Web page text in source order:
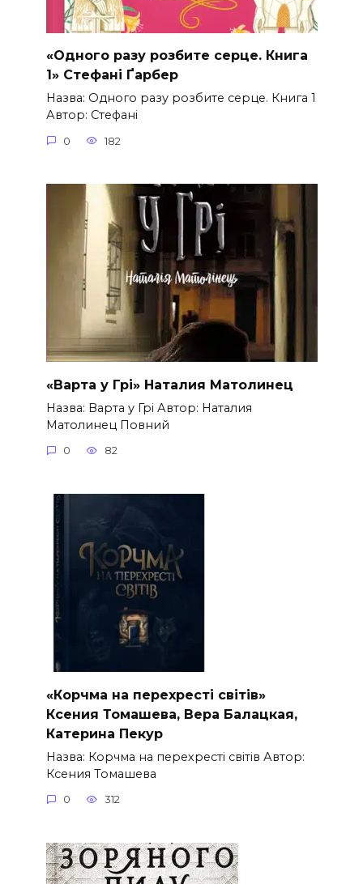
«Одного разу розбите серце. Книга
1» Стефані Ґарбер
Назва: Одного разу розбите серце. Книга 1
Автор: Стефані
0 182
«Варта у Грі» Наталия Матолинец
Назва: Варта у Грі Автор: Наталия
Матолинец Повний
0 82
«Корчма на перехресті світів»
Ксения Томашева, Вера Балацкая,
Катерина Пекур
Назва: Корчма на перехресті світів Автор:
Ксения Томашева
0 312